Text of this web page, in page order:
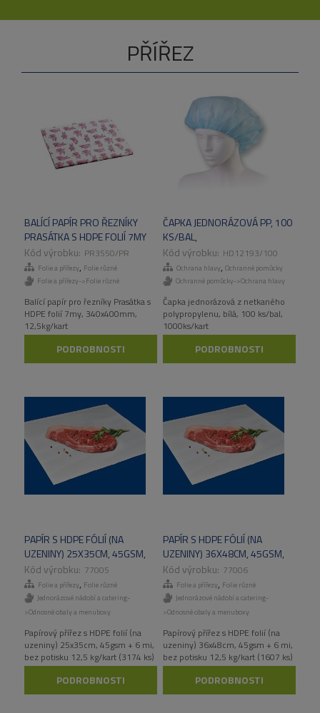
PŘÍŘEZ
BALÍCÍ PAPÍR PRO ŘEZNÍKY
PRASÁTKA S HDPE FOLIÍ 7MY
340X400MM, 12,5KG/KART
PR3550/PR
Folie a přířezy, Folie různé
Folie a přířezy->Folie různé
Balící papír pro řezníky Prasátka s
HDPE folií 7my, 340x400mm,
12,5kg/kart
PODROBNOSTI
ČAPKA JEDNORÁZOVÁ PP, 100
KS/BAL,
HD12193/100
Ochrana hlavy, Ochranné pomůcky
Ochranné pomůcky->Ochrana hlavy
Čapka jednorázová z netkaného
polypropylenu, bílá, 100 ks/bal,
1000ks/kart
PODROBNOSTI
PAPÍR S HDPE FÓLIÍ (NA
UZENINY) 25X35CM, 45GSM,
BEZ POTISKU 12,5 KG/KART
77005
Folie a přířezy, Folie různé
Jednorázové nádobí a catering-
>Odnosné obaly a menuboxy
Papírový přířez s HDPE folií (na
uzeniny) 25x35cm, 45gsm + 6 mi,
bez potisku 12,5 kg/kart (3174 ks)
PODROBNOSTI
PAPÍR S HDPE FÓLIÍ (NA
UZENINY) 36X48CM, 45GSM,
BEZ POTISKU 12,5 KG/KART
77006
Folie a přířezy, Folie různé
Jednorázové nádobí a catering-
>Odnosné obaly a menuboxy
Papírový přířez s HDPE folií (na
uzeniny) 36x48cm, 45gsm + 6 mi,
bez potisku 12,5 kg/kart (1607 ks)
PODROBNOSTI